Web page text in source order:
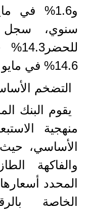
سنوي، سجل
14.6% في مايو 2026.
التضخم
يقوم البنك
منهجية
الأساسي،
والفاكهة
المحدد
الخاصة